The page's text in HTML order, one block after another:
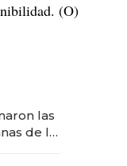
(O)
las
de la